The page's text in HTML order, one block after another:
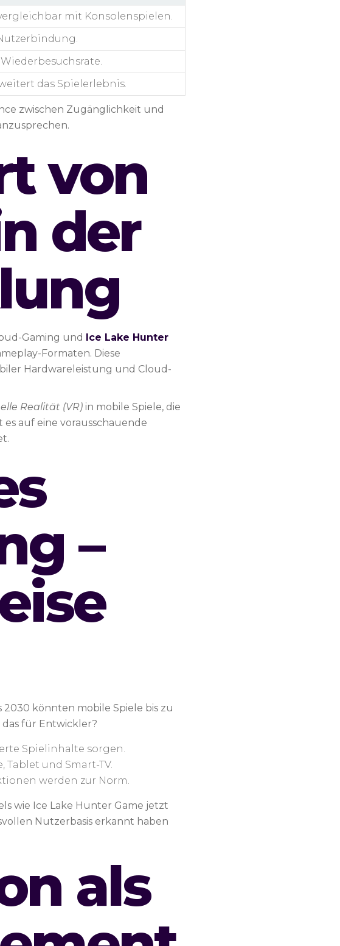
mit Konsolenspielen.
das Spielerlebnis.
zwischen Zugänglichkeit und
von
der
Gaming und Ice Lake Hunter
Formaten. Diese
Hardwareleistung und Cloud-
Realität (VR) in mobile Spiele, die
auf eine vorausschauende
–
2030 könnten mobile Spiele bis zu
für Entwickler?
Spielinhalte sorgen.
und Smart-TV.
werden zur Norm.
wie Ice Lake Hunter Game jetzt
Nutzerbasis erkannt haben
als